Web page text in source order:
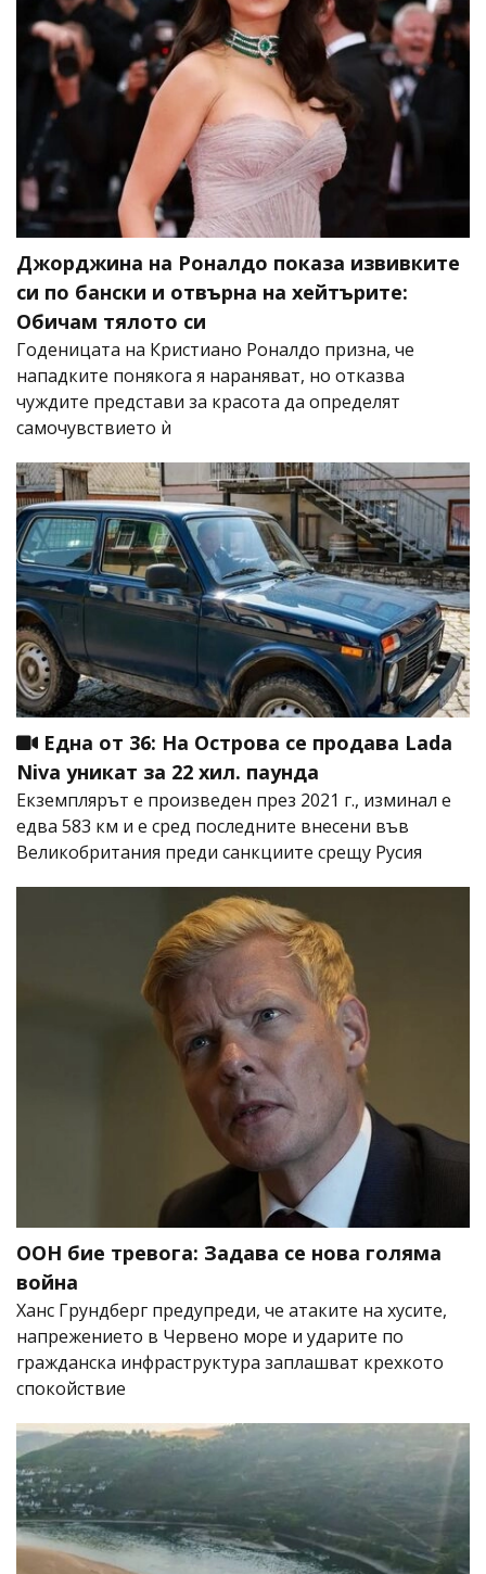
Джорджина на Роналдо показа извивките
си по бански и отвърна на хейтърите:
Обичам тялото си
Годеницата на Кристиано Роналдо призна, че
нападките понякога я нараняват, но отказва
чуждите представи за красота да определят
самочувствието ѝ
Една от 36: На Острова се продава Lada
Niva уникат за 22 хил. паунда
Екземплярът е произведен през 2021 г., изминал е
едва 583 км и е сред последните внесени във
Великобритания преди санкциите срещу Русия
ООН бие тревога: Задава се нова голяма
война
Ханс Грундберг предупреди, че атаките на хусите,
напрежението в Червено море и ударите по
гражданска инфраструктура заплашват крехкото
спокойствие